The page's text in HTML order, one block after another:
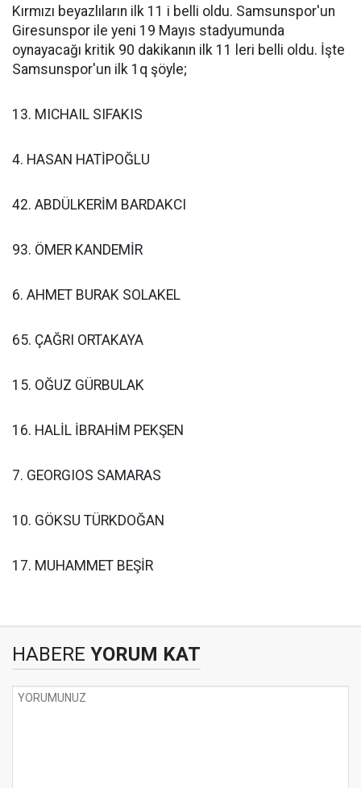
Kırmızı beyazlıların ilk 11 i belli oldu. Samsunspor'un
Giresunspor ile yeni 19 Mayıs stadyumunda
oynayacağı kritik 90 dakikanın ilk 11 leri belli oldu. İşte
Samsunspor'un ilk 1q şöyle;
13. MICHAIL SIFAKIS
4. HASAN HATİPOĞLU
42. ABDÜLKERİM BARDAKCI
93. ÖMER KANDEMİR
6. AHMET BURAK SOLAKEL
65. ÇAĞRI ORTAKAYA
15. OĞUZ GÜRBULAK
16. HALİL İBRAHİM PEKŞEN
7. GEORGIOS SAMARAS
10. GÖKSU TÜRKDOĞAN
17. MUHAMMET BEŞİR
HABERE YORUM KAT